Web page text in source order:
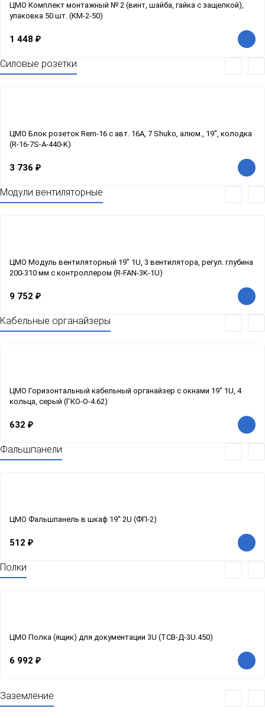
ЦМО Комплект монтажный № 2 (винт, шайба, гайка с защелкой),
упаковка 50 шт. (КМ-2-50)
1 448 ₽
Силовые розетки
ЦМО Блок розеток Rem-16 с авт. 16А, 7 Shuko, алюм., 19", колодка
(R-16-7S-A-440-K)
3 736 ₽
Модули вентиляторные
ЦМО Модуль вентиляторный 19" 1U, 3 вентилятора, регул. глубина
200-310 мм с контроллером (R-FAN-3K-1U)
9 752 ₽
Кабельные органайзеры
ЦМО Горизонтальный кабельный органайзер с окнами 19" 1U, 4
кольца, серый (ГКО-О-4.62)
632 ₽
Фальшпанели
ЦМО Фальшпанель в шкаф 19" 2U (ФП-2)
512 ₽
Полки
ЦМО Полка (ящик) для документации 3U (ТСВ-Д-3U.450)
6 992 ₽
Заземление